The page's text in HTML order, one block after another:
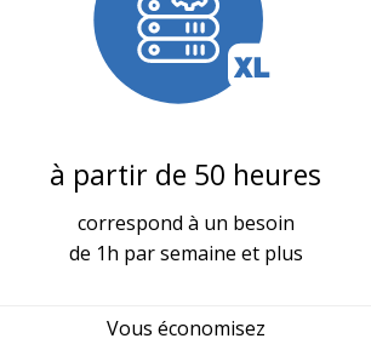
à partir de 50 heures
correspond à un besoin
de 1h par semaine et plus
Vous économisez